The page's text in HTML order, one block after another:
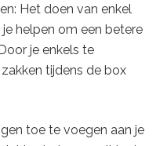
Het doen van enkel
helpen om een betere
je enkels te
tijdens de box
toe te voegen aan je